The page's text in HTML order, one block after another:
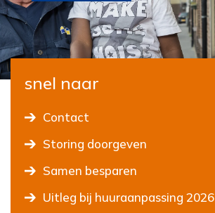
snel naar
Contact
Storing doorgeven
Samen besparen
Uitleg bij huuraanpassing 2026